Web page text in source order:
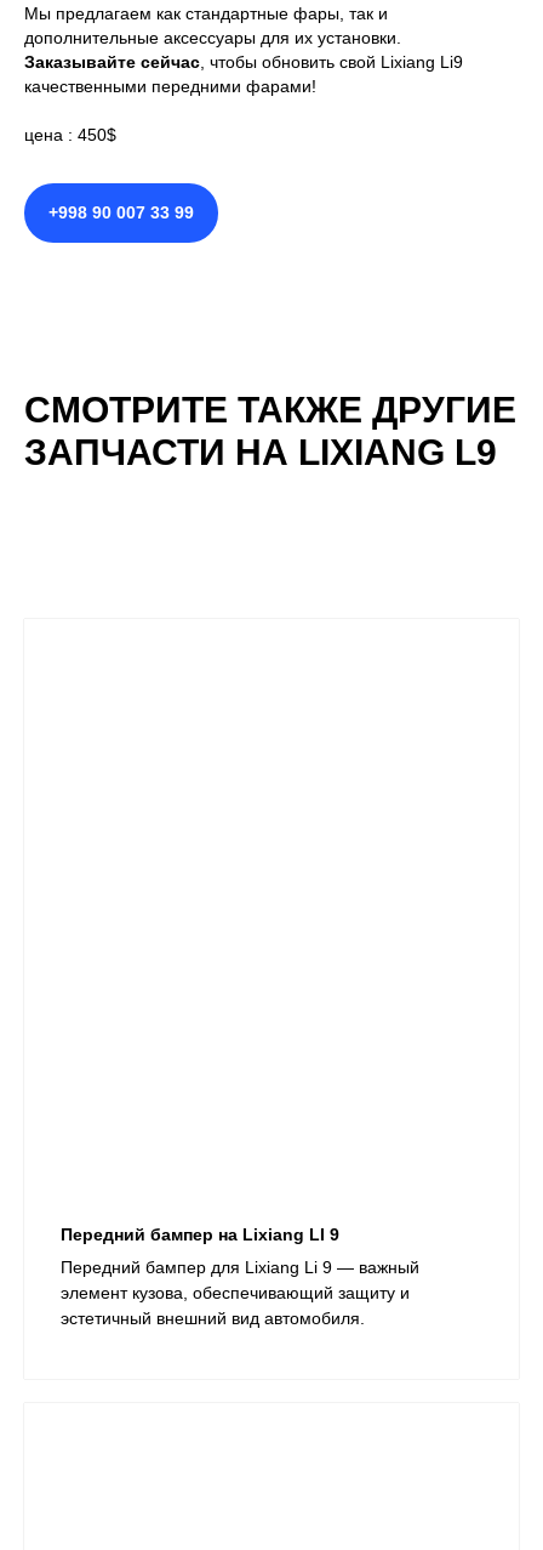
Мы предлагаем как стандартные фары, так и
дополнительные аксессуары для их установки.
Заказывайте сейчас , чтобы обновить свой Lixiang Li9
качественными передними фарами!
цена : 450$
+998 90 007 33 99
СМОТРИТЕ ТАКЖЕ ДРУГИЕ
ЗАПЧАСТИ НА LIXIANG L9
Передний бампер на Lixiang LI 9
Передний бампер для Lixiang Li 9 — важный
элемент кузова, обеспечивающий защиту и
эстетичный внешний вид автомобиля.